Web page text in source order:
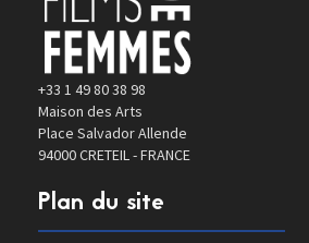
+33 1 49 80 38 98
Maison des Arts
Place Salvador Allende
94000 CRETEIL - FRANCE
Plan du site